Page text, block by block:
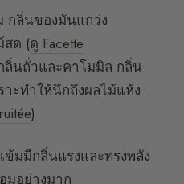
กลิ่นของมันแกว่ง
สด (ดู Facette
ลิ่นถั่วและคาโมมิล กลิ่น
ะทำให้นึกถึงผลไม้แห้ง
)
มมีกลิ่นแรงและทรงพลัง
มอย่างมาก